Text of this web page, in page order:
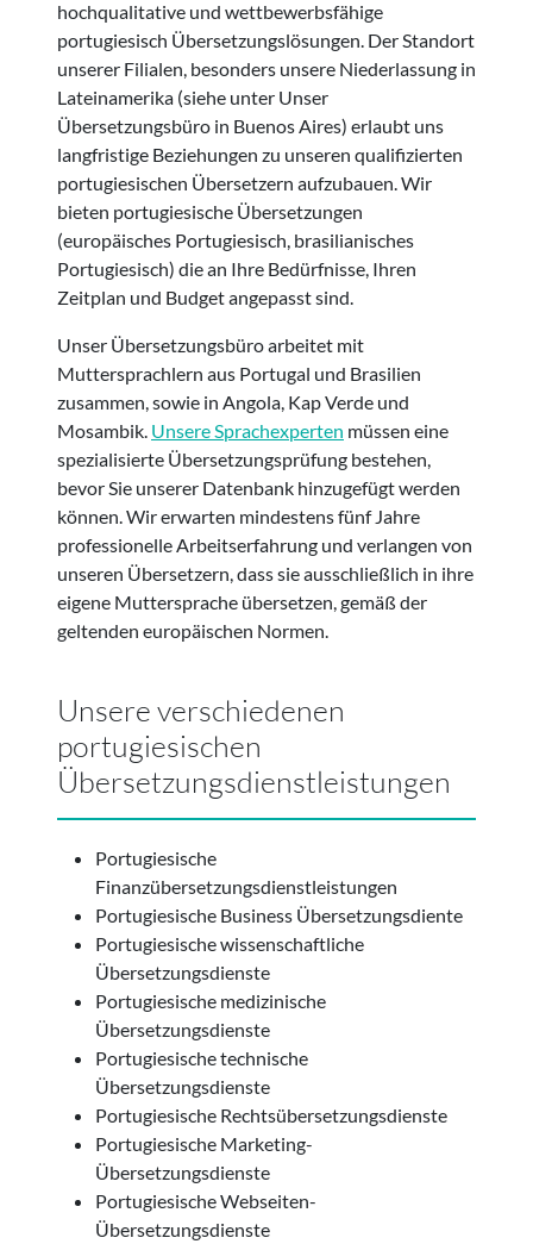
hochqualitative und wettbewerbsfähige
portugiesisch Übersetzungslösungen. Der Standort
unserer Filialen, besonders unsere Niederlassung in
Lateinamerika (siehe unter Unser
Übersetzungsbüro in Buenos Aires) erlaubt uns
langfristige Beziehungen zu unseren qualifizierten
portugiesischen Übersetzern aufzubauen. Wir
bieten portugiesische Übersetzungen
(europäisches Portugiesisch, brasilianisches
Portugiesisch) die an Ihre Bedürfnisse, Ihren
Zeitplan und Budget angepasst sind.
Unser Übersetzungsbüro arbeitet mit
Muttersprachlern aus Portugal und Brasilien
zusammen, sowie in Angola, Kap Verde und
Mosambik. Unsere Sprachexperten müssen eine
spezialisierte Übersetzungsprüfung bestehen,
bevor Sie unserer Datenbank hinzugefügt werden
können. Wir erwarten mindestens fünf Jahre
professionelle Arbeitserfahrung und verlangen von
unseren Übersetzern, dass sie ausschließlich in ihre
eigene Muttersprache übersetzen, gemäß der
geltenden europäischen Normen.
Unsere verschiedenen
portugiesischen
Übersetzungsdienstleistungen
Portugiesische
Finanzübersetzungsdienstleistungen
Portugiesische Business Übersetzungsdiente
Portugiesische wissenschaftliche
Übersetzungsdienste
Portugiesische medizinische
Übersetzungsdienste
Portugiesische technische
Übersetzungsdienste
Portugiesische Rechtsübersetzungsdienste
Portugiesische Marketing-
Übersetzungsdienste
Portugiesische Webseiten-
Übersetzungsdienste